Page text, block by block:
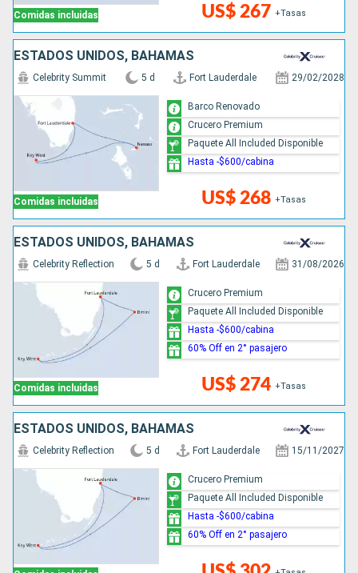
Comidas incluidas US$ 267 +Tasas
ESTADOS UNIDOS, BAHAMAS
Comidas incluidas
Celebrity Summit 5 d Fort Lauderdale 29/02/2028
US$ 268 +Tasas
Barco Renovado
Crucero Premium
Paquete All Included Disponible
Hasta -$600/cabina
ESTADOS UNIDOS, BAHAMAS
Comidas incluidas
Celebrity Reflection 5 d Fort Lauderdale 31/08/2026
US$ 274 +Tasas
Crucero Premium
Paquete All Included Disponible
Hasta -$600/cabina
60% Off en 2° pasajero
ESTADOS UNIDOS, BAHAMAS
Celebrity Reflection 5 d Fort Lauderdale 15/11/2027
Crucero Premium
Paquete All Included Disponible
Hasta -$600/cabina
60% Off en 2° pasajero